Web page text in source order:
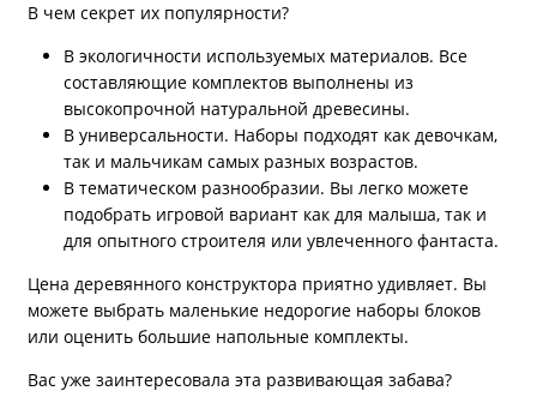
В чем секрет их популярности?
В экологичности используемых материалов. Все
составляющие комплектов выполнены из
высокопрочной натуральной древесины.
В универсальности. Наборы подходят как девочкам,
так и мальчикам самых разных возрастов.
В тематическом разнообразии. Вы легко можете
подобрать игровой вариант как для малыша, так и
для опытного строителя или увлеченного фантаста.
Цена деревянного конструктора приятно удивляет. Вы
можете выбрать маленькие недорогие наборы блоков
или оценить большие напольные комплекты.
Вас уже заинтересовала эта развивающая забава?